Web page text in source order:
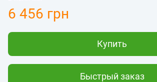
6 456 грн
Купить
Быстрый заказ